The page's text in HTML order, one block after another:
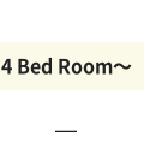
4 Bed Room〜
—